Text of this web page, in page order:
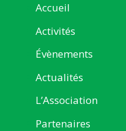
Accueil
Activités
Évènements
Actualités
L’Association
Partenaires